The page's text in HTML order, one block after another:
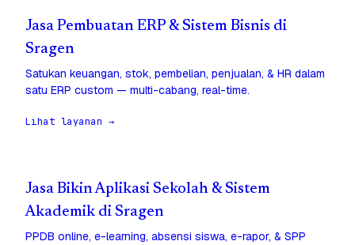
Jasa Pembuatan ERP & Sistem Bisnis di
Sragen
Satukan keuangan, stok, pembelian, penjualan, & HR dalam
satu ERP custom — multi-cabang, real-time.
Lihat layanan →
Jasa Bikin Aplikasi Sekolah & Sistem
Akademik di Sragen
PPDB online, e-learning, absensi siswa, e-rapor, & SPP